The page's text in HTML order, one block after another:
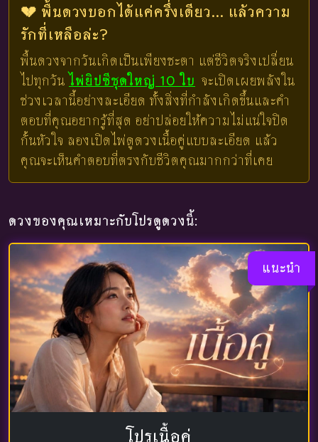
💔 พื้นดวงบอกได้แค่ครึ่งเดียว... แล้วความ
รักที่เหลือล่ะ?
พื้นดวงจากวันเกิดเป็นเพียงชะตา แต่ชีวิตจริงเปลี่ยน
ไปทุกวัน ไพ่ยิปซีชุดใหญ่ 10 ใบ จะเปิดเผยพลังใน
ช่วงเวลานี้อย่างละเอียด ทั้งสิ่งที่กำลังเกิดขึ้นและคำ
ตอบที่คุณอยากรู้ที่สุด อย่าปล่อยให้ความไม่แน่ใจปิด
กั้นหัวใจ ลองเปิดไพ่ดูดวงเนื้อคู่แบบละเอียด แล้ว
คุณจะเห็นคำตอบที่ตรงกับชีวิตคุณมากกว่าที่เคย
ดวงของคุณเหมาะกับโปรดูดวงนี้:
แนะนำ
โปรเนื้อคู่